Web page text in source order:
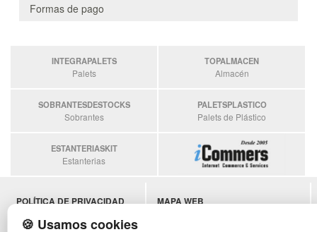
Formas de pago
INTEGRAPALETS
Palets
TOPALMACEN
Almacén
SOBRANTESDESTOCKS
Sobrantes
PALETSPLASTICO
Palets de Plástico
ESTANTERIASKIT
Estanterias
POLÍTICA DE PRIVACIDAD
CAMBIOS Y DEVOLUCIONES
MAPA WEB
🍪 Usamos cookies